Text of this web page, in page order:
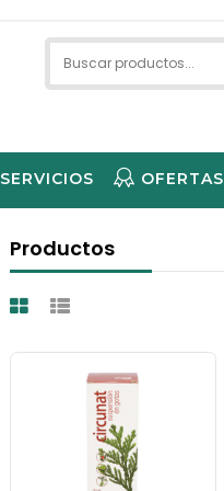
SERVICIOS OFERTAS
Productos